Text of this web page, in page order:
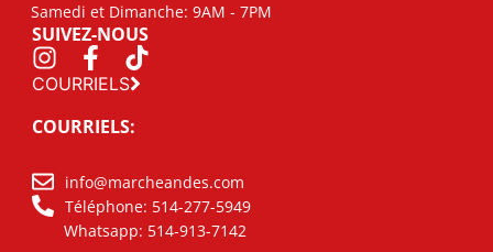
Samedi et Dimanche: 9AM - 7PM
SUIVEZ-NOUS
COURRIELS
COURRIELS:
info@marcheandes.com
Téléphone: 514-277-5949
Whatsapp: 514-913-7142